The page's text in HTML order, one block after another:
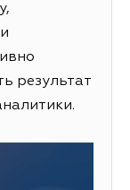
результат